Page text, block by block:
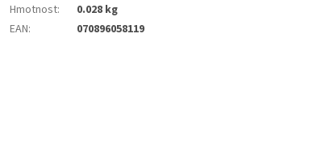
Hmotnost:
0.028 kg
EAN: 070896058119